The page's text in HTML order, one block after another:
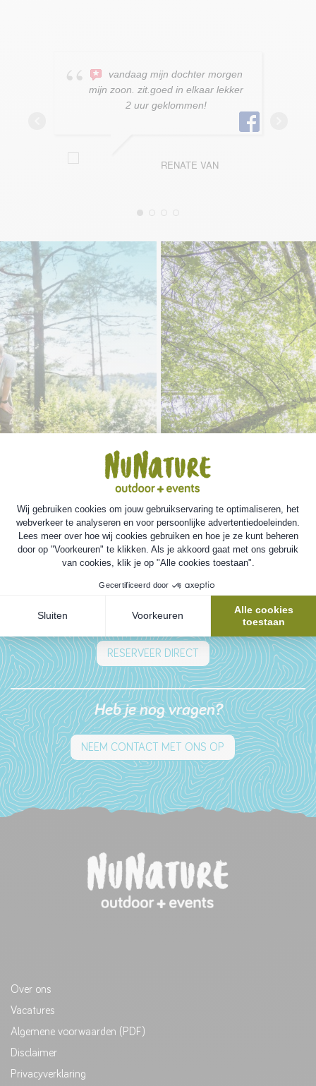
vandaag mijn dochter morgen
mijn zoon. zit.goed in elkaar lekker
2 uur geklommen!
RENATE VAN
Reserveren?
RESERVEER DIRECT
Heb je nog vragen?
NEEM CONTACT MET ONS OP
Over ons
Vacatures
Algemene voorwaarden (PDF)
Disclaimer
Privacyverklaring